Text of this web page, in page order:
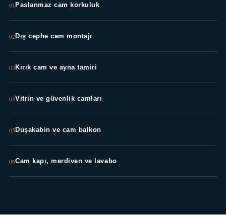
01Paslanmaz cam korkuluk
02Dış cephe cam montajı
03Kırık cam ve ayna tamiri
04Vitrin ve güvenlik camları
05Duşakabin ve cam balkon
06Cam kapı, merdiven ve lavabo